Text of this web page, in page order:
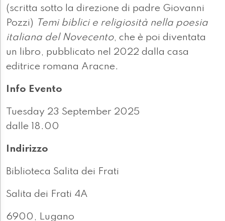
(scritta sotto la direzione di padre Giovanni
Pozzi) Temi biblici e religiosità nella poesia
italiana del Novecento, che è poi diventata
un libro, pubblicato nel 2022 dalla casa
editrice romana Aracne.
Info Evento
Tuesday 23 September 2025
dalle 18.00
Indirizzo
Biblioteca Salita dei Frati
Salita dei Frati 4A
6900, Lugano